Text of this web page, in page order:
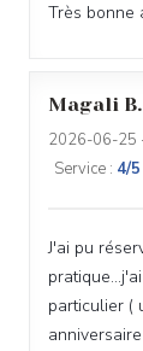
Très bonne
Magali B
2026-06-25
Service : 4/5
J'ai pu
particulier (